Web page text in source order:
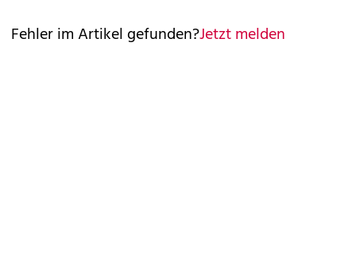
Fehler im Artikel gefunden?Jetzt melden